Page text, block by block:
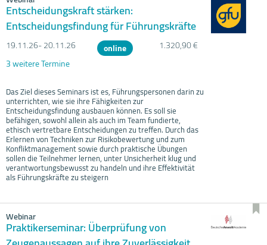
Entscheidungskraft stärken:
Entscheidungsfindung für Führungskräfte
19.11.26- 20.11.26 online
1.320,90 €
3 weitere Termine
Das Ziel dieses Seminars ist es, Führungspersonen darin zu
unterrichten, wie sie ihre Fähigkeiten zur
Entscheidungsfindung ausbauen können. Es soll sie
befähigen, sowohl allein als auch im Team fundierte,
ethisch vertretbare Entscheidungen zu treffen. Durch das
Erlernen von Techniken zur Risikobewertung und zum
Konfliktmanagement sowie durch praktische Übungen
sollen die Teilnehmer lernen, unter Unsicherheit klug und
verantwortungsbewusst zu handeln und ihre Effektivität
als Führungskräfte zu steigern
Webinar
Praktikerseminar: Überprüfung von